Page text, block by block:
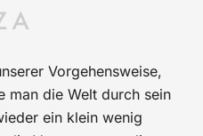
Vorgehensweise,
man die Welt durch sein
ein klein wenig